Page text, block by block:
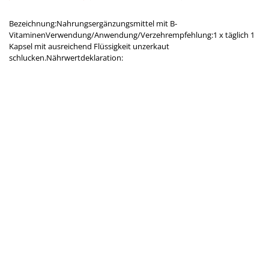
Bezeichnung:Nahrungsergänzungsmittel mit B-
VitaminenVerwendung/Anwendung/Verzehrempfehlung:1 x täglich 1
Kapsel mit ausreichend Flüssigkeit unzerkaut
schlucken.Nährwertdeklaration: